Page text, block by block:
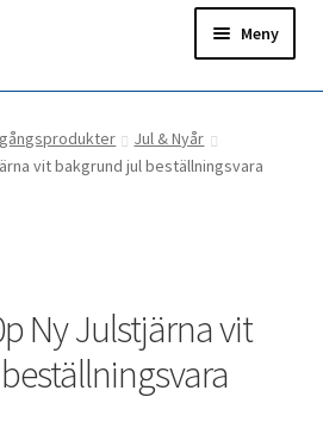
Meny
Jul & Nyår
vit bakgrund jul beställningsvara
Ny Julstjärna vit